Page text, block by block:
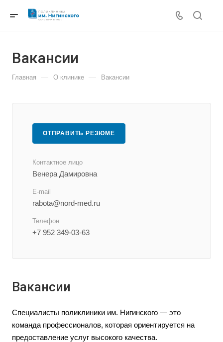
Вакансии
Главная — О клинике — Вакансии
ОТПРАВИТЬ РЕЗЮМЕ
Контактное лицо
Венера Дамировна
E-mail
rabota@nord-med.ru
Телефон
+7 952 349-03-63
Вакансии
Специалисты поликлиники им. Нигинского — это
команда профессионалов, которая ориентируется на
предоставление услуг высокого качества.